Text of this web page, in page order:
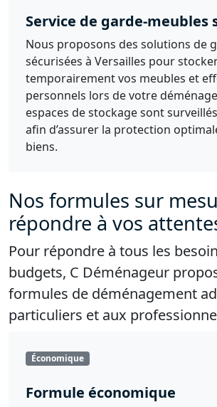
Service de garde-meubles
Nous proposons des solutions de
sécurisées à Versailles pour
temporairement vos meubles et
personnels lors de votre
espaces de stockage sont
afin d’assurer la protection
biens.
Nos formules sur
répondre à vos
Pour répondre à tous les
budgets, C Déménageur
formules de déménagement
particuliers et aux
Économique
Formule économique